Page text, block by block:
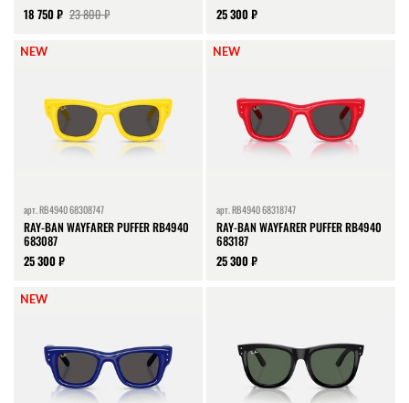
18 750 ₽ 23 800 ₽
25 300 ₽
NEW
арт.RB4940 68308747
RAY-BAN WAYFARER PUFFER RB4940
683087
25 300 ₽
NEW
арт.RB4940 68318747
RAY-BAN WAYFARER PUFFER RB4940
683187
25 300 ₽
NEW